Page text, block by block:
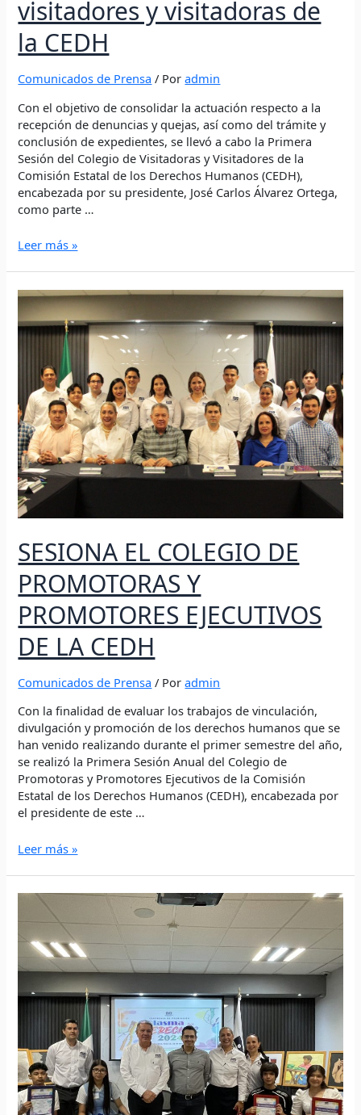
visitadores y visitadoras de
la CEDH
Comunicados de Prensa / Poradmin
Con el objetivo de consolidar la actuación respecto a la
recepción de denuncias y quejas, así como del trámite y
conclusión de expedientes, se llevó a cabo la Primera
Sesión del Colegio de Visitadoras y Visitadores de la
Comisión Estatal de los Derechos Humanos (CEDH),
encabezada por su presidente, José Carlos Álvarez Ortega,
como parte …
Leer más »
SESIONA EL COLEGIO DE
PROMOTORAS Y
PROMOTORES EJECUTIVOS
DE LA CEDH
Comunicados de Prensa / Poradmin
Con la finalidad de evaluar los trabajos de vinculación,
divulgación y promoción de los derechos humanos que se
han venido realizando durante el primer semestre del año,
se realizó la Primera Sesión Anual del Colegio de
Promotoras y Promotores Ejecutivos de la Comisión
Estatal de los Derechos Humanos (CEDH), encabezada por
el presidente de este …
SESIONA
EL
COLEGIO
PROMOTORAS
PROMOTORES
EJECUTIVOS
DE
LA
CEDH
Leer más »
“QUE
LOS
JÓVENES
EXPRESEN,
SEÑALEN
DENUNCIEN”:
JCAO